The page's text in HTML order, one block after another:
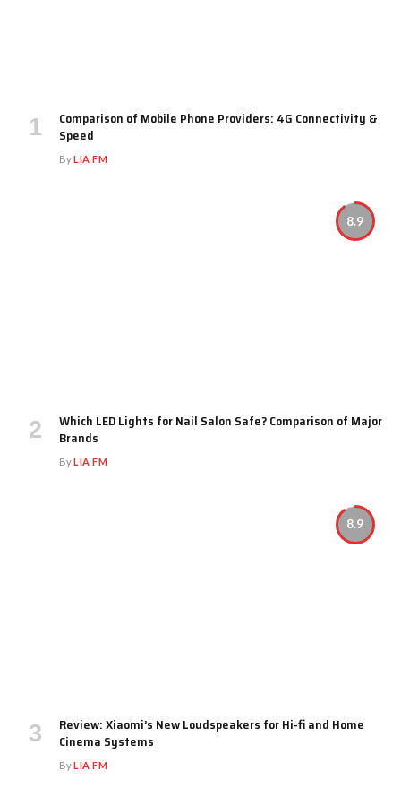
Comparison of Mobile Phone Providers: 4G Connectivity &
Speed
ByLIA FM
8.9
Which LED Lights for Nail Salon Safe? Comparison of Major
Brands
ByLIA FM
8.9
Review: Xiaomi’s New Loudspeakers for Hi-fi and Home
Cinema Systems
ByLIA FM